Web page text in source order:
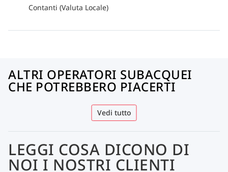
Contanti (Valuta Locale)
ALTRI OPERATORI SUBACQUEI
CHE POTREBBERO PIACERTI
Vedi tutto
LEGGI COSA DICONO DI
NOI I NOSTRI CLIENTI